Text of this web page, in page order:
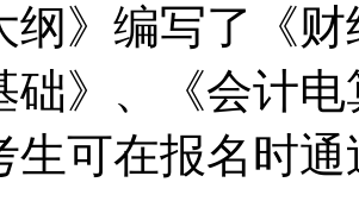
纲》编写了《
础》、《会计
生可在报名时